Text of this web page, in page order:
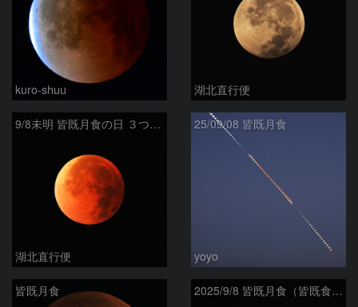
kuro-shuu 湖北直行便
9/8未明 皆既月食の日 ３つの満月 その２ 赤銅色の満月（月齢15.5）
湖北直行便
25/09/08 皆既月食
yoyo
皆既月食 2025/9/8 皆既月食（皆既食の終わり）